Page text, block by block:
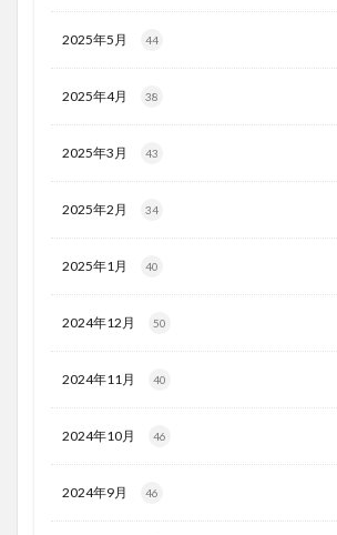
2025年5月 44
2025年4月 38
2025年3月 43
2025年2月 34
2025年1月 40
2024年12月 50
2024年11月 40
2024年10月 46
2024年9月 46